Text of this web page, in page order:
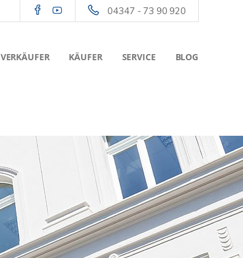
04347 - 73 90 920
VERKÄUFER KÄUFER SERVICE BLOG